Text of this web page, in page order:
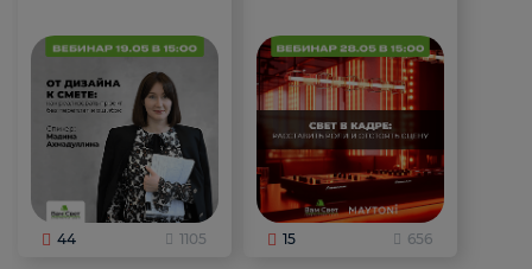
44 1105 15 656